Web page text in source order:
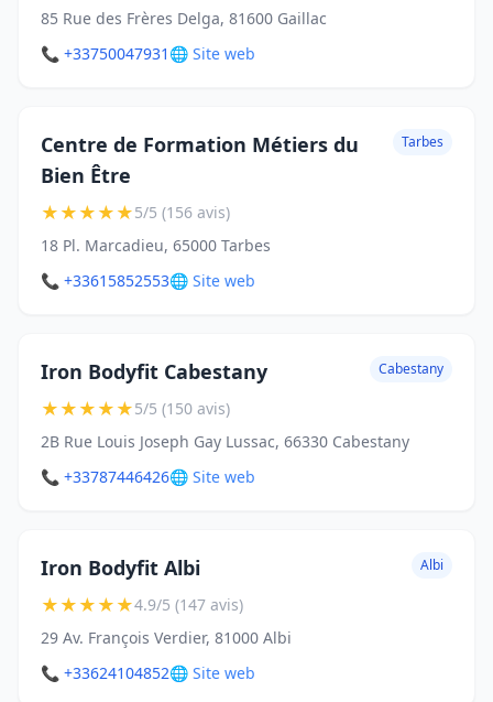
85 Rue des Frères Delga, 81600 Gaillac
📞 +33750047931 🌐 Site web
Centre de Formation Métiers du
Bien Être
Tarbes
★★★★★5/5 (156 avis)
18 Pl. Marcadieu, 65000 Tarbes
📞 +33615852553🌐 Site web
Iron Bodyfit Cabestany Cabestany
★★★★★5/5 (150 avis)
2B Rue Louis Joseph Gay Lussac, 66330 Cabestany
📞 +33787446426🌐 Site web
Iron Bodyfit Albi Albi
★★★★★4.9/5 (147 avis)
29 Av. François Verdier, 81000 Albi
📞 +33624104852🌐 Site web